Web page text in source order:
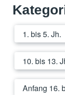
1. bis 5. Jh.
10. bis 13.
Anfang 16.